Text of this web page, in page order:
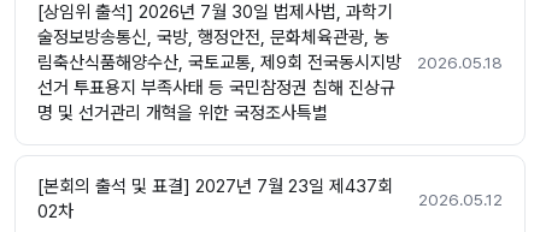
[상임위 출석] 2026년 7월 30일 법제사법, 과학기
술정보방송통신, 국방, 행정안전, 문화체육관광, 농
림축산식품해양수산, 국토교통, 제9회 전국동시지방
선거 투표용지 부족사태 등 국민참정권 침해 진상규
명 및 선거관리 개혁을 위한 국정조사특별
2026.05.18
[본회의 출석 및 표결] 2027년 7월 23일 제437회
02차
2026.05.12